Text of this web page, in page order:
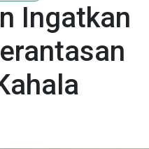
Ingatkan